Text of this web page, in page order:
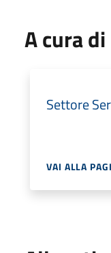
A cura di
Settore
VAI ALLA